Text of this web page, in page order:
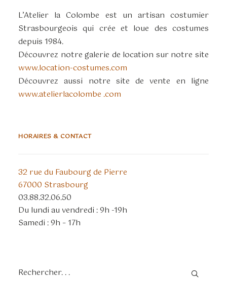
L’Atelier la Colombe est un artisan costumier
Strasbourgeois qui crée et loue des costumes
depuis 1984.
Découvrez notre galerie de location sur notre site
www.location-costumes.com
Découvrez aussi notre site de vente en ligne
www.atelierlacolombe .com
HORAIRES & CONTACT
32 rue du Faubourg de Pierre
67000 Strasbourg
03.88.32.06.50
Du lundi au vendredi : 9h -19h
Samedi : 9h – 17h